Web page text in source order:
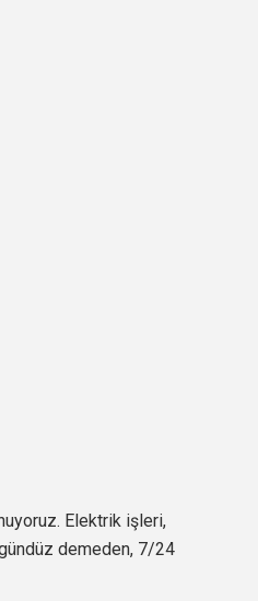
Elektrik işleri,
demeden, 7/24